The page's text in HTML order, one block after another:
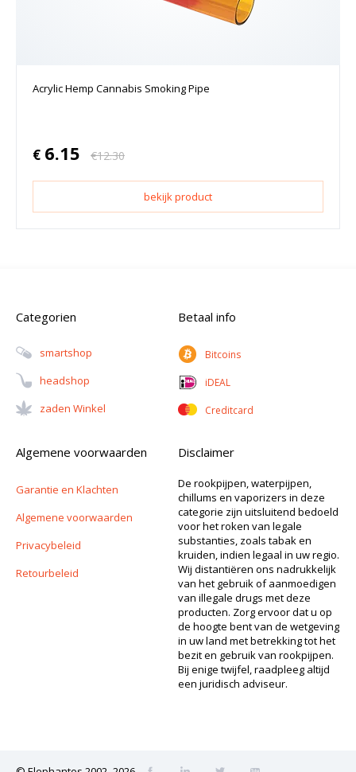
Acrylic Hemp Cannabis Smoking Pipe
€ 6.15 €12.30
bekijk product
Categorien
Smartshop
Headshop
Zaden Winkel
Betaal info
Bitcoins
iDEAL
Creditcard
Algemene voorwaarden
Garantie en Klachten
Algemene voorwaarden
Privacybeleid
Retourbeleid
Disclaimer
De rookpijpen, waterpijpen,
chillums en vaporizers in deze
categorie zijn uitsluitend bedoeld
voor het roken van legale
substanties, zoals tabak en
kruiden, indien legaal in uw regio.
Wij distantiëren ons nadrukkelijk
van het gebruik of aanmoedigen
van illegale drugs met deze
producten. Zorg ervoor dat u op
de hoogte bent van de wetgeving
in uw land met betrekking tot het
bezit en gebruik van rookpijpen.
Bij enige twijfel, raadpleeg altijd
een juridisch adviseur.